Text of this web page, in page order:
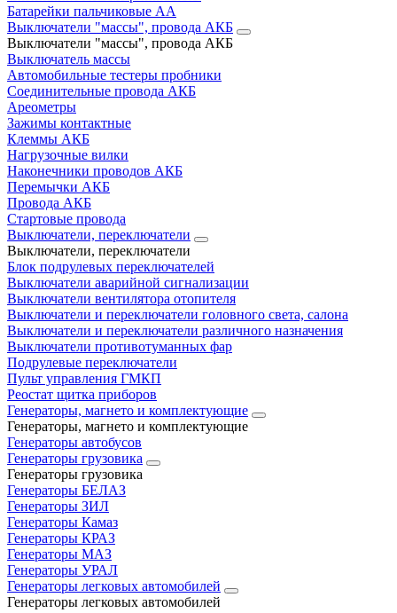
Батарейки пальчиковые АА
Выключатели "массы", провода АКБ
Выключатели "массы", провода АКБ
Выключатель массы
Автомобильные тестеры пробники
Соединительные провода АКБ
Ареометры
Зажимы контактные
Клеммы АКБ
Нагрузочные вилки
Наконечники проводов АКБ
Перемычки АКБ
Провода АКБ
Стартовые провода
Выключатели, переключатели
Выключатели, переключатели
Блок подрулевых переключателей
Выключатели аварийной сигнализации
Выключатели вентилятора отопителя
Выключатели и переключатели головного света, салона
Выключатели и переключатели различного назначения
Выключатели противотуманных фар
Подрулевые переключатели
Пульт управления ГМКП
Реостат щитка приборов
Генераторы, магнето и комплектующие
Генераторы, магнето и комплектующие
Генераторы автобусов
Генераторы грузовика
Генераторы грузовика
Генераторы БЕЛАЗ
Генераторы ЗИЛ
Генераторы Камаз
Генераторы КРАЗ
Генераторы МАЗ
Генераторы УРАЛ
Генераторы легковых автомобилей
Генераторы легковых автомобилей